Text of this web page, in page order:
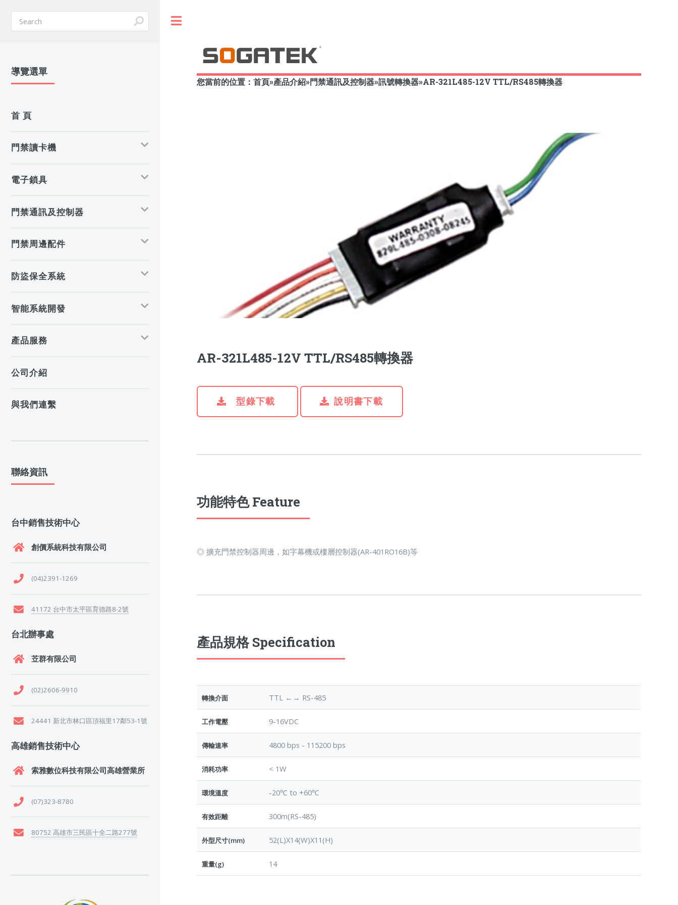
您當前的位置：首頁»產品介紹»門禁通訊及控制器»訊號轉換器»AR-321L485-12V TTL/RS485轉換器
AR-321L485-12V TTL/RS485轉換器
型錄下載 說明書下載
功能特色 Feature
◎ 擴充門禁控制器周邊，如字幕機或樓層控制器(AR-401RO16B)等
產品規格 Specification
轉換介面 TTL ←→ RS-485
工作電壓 9-16VDC
傳輸速率 4800 bps - 115200 bps
消耗功率 < 1W
環境溫度 -20℃ to +60℃
有效距離 300m(RS-485)
外型尺寸(mm) 52(L)X14(W)X11(H)
重量(g) 14
導覽選單
首 頁
門禁讀卡機
電子鎖具
門禁通訊及控制器
門禁周邊配件
防盜保全系統
智能系統開發
產品服務
公司介紹
與我們連繫
聯絡資訊
台中銷售技術中心
創價系統科技有限公司
(04)2391-1269
41172 台中市太平區育德路8-2號
台北辦事處
苙群有限公司
(02)2606-9910
24441 新北市林口區頂福里17鄰53-1號
高雄銷售技術中心
索雅數位科技有限公司高雄營業所
(07)323-8780
80752 高雄市三民區十全二路277號